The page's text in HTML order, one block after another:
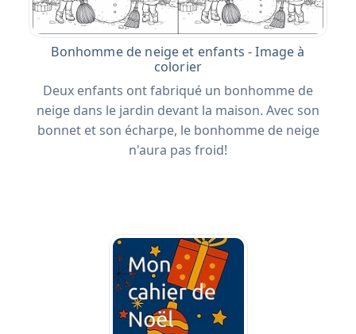
Bonhomme de neige et enfants - Image à
colorier
Deux enfants ont fabriqué un bonhomme de
neige dans le jardin devant la maison. Avec son
bonnet et son écharpe, le bonhomme de neige
n'aura pas froid!